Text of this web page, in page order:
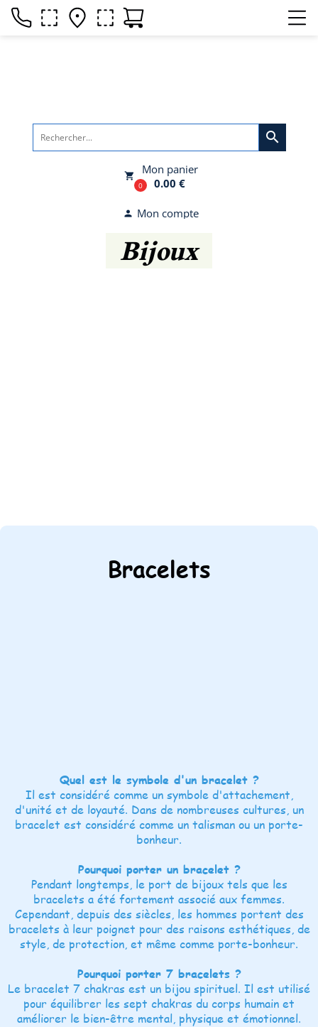
search
local_grocery_store
0
Mon panier
0.00 €
person Mon compte
Bijoux
Bracelets
Quel est le symbole d'un bracelet ?
Il est considéré comme un symbole d'attachement,
d'unité et de loyauté. Dans de nombreuses cultures, un
bracelet est considéré comme un talisman ou un porte-
bonheur.
Pourquoi porter un bracelet ?
Pendant longtemps, le port de bijoux tels que les
bracelets a été fortement associé aux femmes.
Cependant, depuis des siècles, les hommes portent des
bracelets à leur poignet pour des raisons esthétiques, de
style, de protection, et même comme porte-bonheur.
Pourquoi porter 7 bracelets ?
Le bracelet 7 chakras est un bijou spirituel. Il est utilisé
pour équilibrer les sept chakras du corps humain et
améliorer le bien-être mental, physique et émotionnel.